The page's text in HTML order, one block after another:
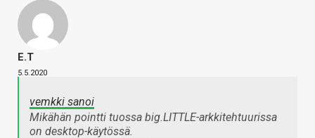
E.T
5.5.2020
vemkki sanoi
Mikähän pointti tuossa big.LITTLE-arkkitehtuurissa
on desktop-käytössä.